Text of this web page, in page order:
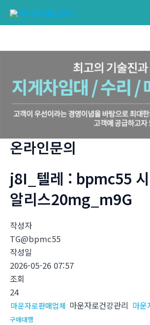
온라인문의
j8I_텔레 : bpmc55
알리스20mg_m9G
작성자
TG@bpmc55
작성일
2026-05-26 07:57
조회
24
마운자로판매업체 마운자로건강관리 마운
구매대행